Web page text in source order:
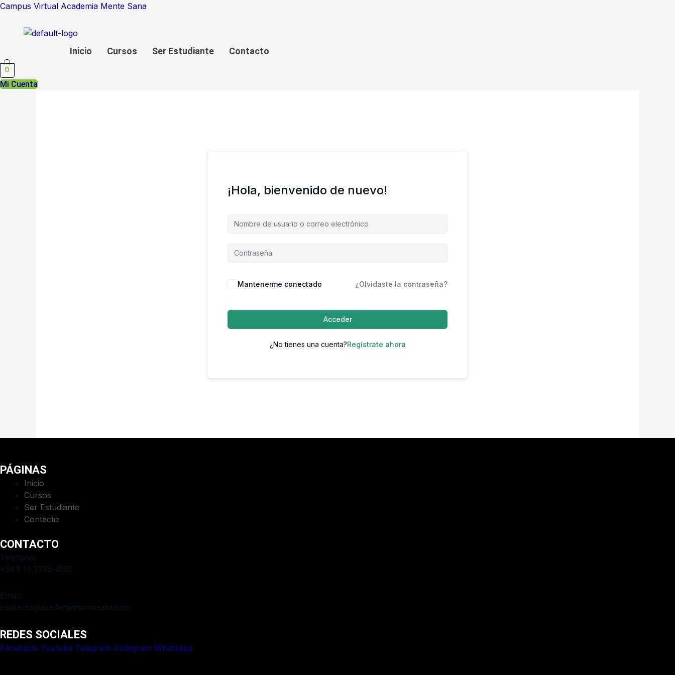
Ir
contenido
Campus Virtual Academia Mente Sana
Inicio Cursos Ser Estudiante Contacto
0
Mi Cuenta
¡Hola, bienvenido de nuevo!
Mantenerme conectado ¿Olvidaste la contraseña?
Acceder
¿No tienes una cuenta?Regístrate ahora
PÁGINAS
Inicio
Cursos
Ser Estudiante
Contacto
CONTACTO
Telefono:
+54 9 11 3336-4550​
Email:
contacto@academiamentesana.com​
REDES SOCIALES
Facebook Youtube Telegram Instagram Whatsapp